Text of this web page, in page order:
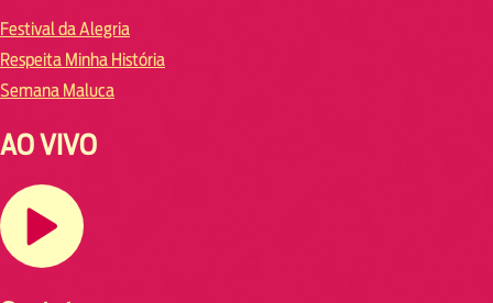
Festival da Alegria
Respeita Minha História
Semana Maluca
AO VIVO